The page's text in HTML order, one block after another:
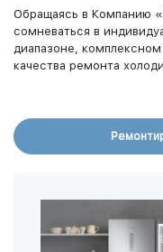
Обращаясь в Компанию
сомневаться в
диапазоне,
качества ремонта